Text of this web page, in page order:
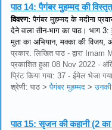
पाठ 14:पैगंबर मुहम्मद की
विवरण: पैगंबर मुहम्मद के मदीना
देने वाला तीन-भाग का पाठ। भाग
मुता का अभियान, मक्का की
प्रकार: लिखित पाठ - द्वारा
प्रकाशित हुआ 08 Nov 2022 -
प्रिंट किया गया: 37 - ईमेल भेजा
श्रेणी: पाठ >पैगंबर मुहम्मद >उनकी
पाठ 15:सृजन की कहानी (2 का